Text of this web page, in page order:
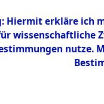
Hiermit erkläre ich
wissenschaftliche
nutze.